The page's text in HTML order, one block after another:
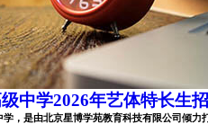
中学2026年艺体特长生
，是由北京星博学苑教育科技有限公司倾